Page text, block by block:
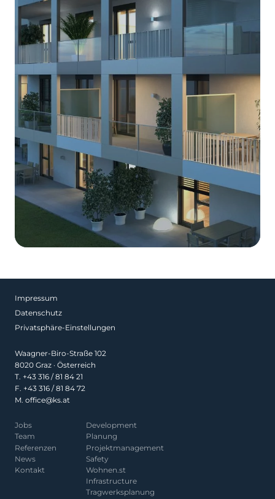
Impressum
Datenschutz
Privatsphäre-Einstellungen
Waagner-Biro-Straße 102
8020 Graz · Österreich
T. +43 316 / 81 84 21
F. +43 316 / 81 84 72
M. office@ks.at
Jobs
Team
Referenzen
News
Kontakt
Development
Planung
Projekt­management
Safety
Wohnen.st
Infrastructure
Tragwerksplanung